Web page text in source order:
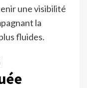
une visibilité
la
fluides.